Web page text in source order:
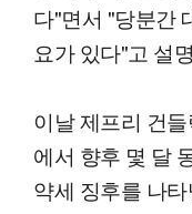
다"면서 "당분간
요가 있다"고 설
이날 제프리 건
에서 향후 몇 달
약세 징후를 나